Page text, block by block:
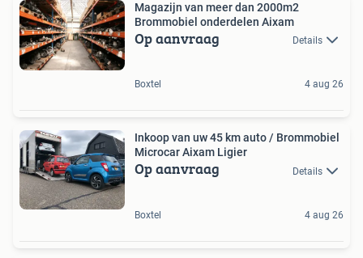
Magazijn van meer dan 2000m2
Brommobiel onderdelen Aixam
Op aanvraag Details
Boxtel 4 aug 26
Inkoop van uw 45 km auto / Brommobiel
Microcar Aixam Ligier
Op aanvraag Details
Boxtel 4 aug 26